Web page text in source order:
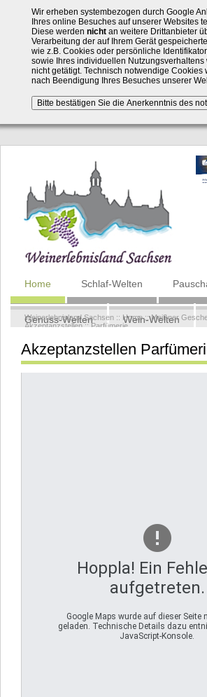
Wir erheben systembezogen durch Google
Ihres online Besuches auf unserer Websites
Diese werden nichtan weitere Drittanbieter
Verarbeitung der auf Ihrem Gerät
wie z.B. Cookies oder persönliche
sowie Ihres individuellen Nutzungsverhaltens
nicht getätigt. Technisch notwendige Cookies
nach Beendigung Ihres Besuches unserer
Navigation
überspringen
Home Schlaf-Welten
Genuss-Welten Wein-Welten
Kontakt
Weinerlebnisland Sachsen :: Home::Meißner
Akzeptanzstellen::Parfümerie
Akzeptanzstellen
Hoppla! Ein
aufgetreten.
Google Maps wurde auf dieser Seite
geladen. Technische Details dazu
JavaScript-Konsole.